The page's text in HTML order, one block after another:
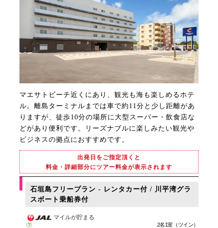
マエサトビーチ近くにあり、観光も海も楽しめるホテ
ル。離島ターミナルまでは車で約11分と少し距離があ
りますが、徒歩10分の場所に大型スーパー・飲食店な
どがあり便利です。リーズナブルに楽しみたい観光や
ビジネスの拠点におすすめです。
出発日をご指定頂くと
料金・詳細部分にツアー料金が表示されます
石垣島フリープラン - レンタカー付 / 川平湾グラ
スボート乗船券付
マイルが貯まる
2名1室（ツイン）